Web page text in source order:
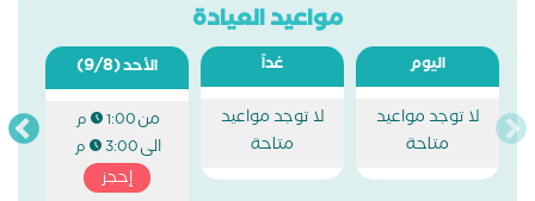
مواعيد العيادة
اليوم
لا توجد مواعيد
متاحة
غداً
لا توجد مواعيد
متاحة
الأحد(9/8)
من1:00 م
الى3:00 م
إحجز